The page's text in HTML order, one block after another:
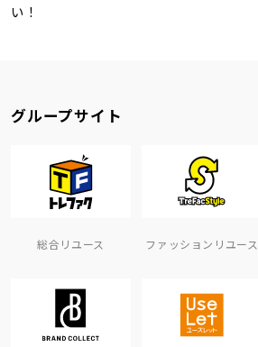
い！
グループサイト
総合リユース ファッションリユース